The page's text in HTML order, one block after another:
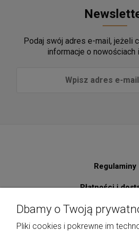
Podaj swój adres e-mail, jeżeli
informacje o nowościach
Regulaminy
Płatności i
Pomoc
Dbamy o Twoją
Pliki cookies i pokrewne im